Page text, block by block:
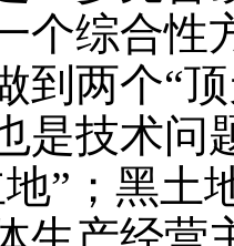
个综合性
到两个“
是技术问
”；黑土